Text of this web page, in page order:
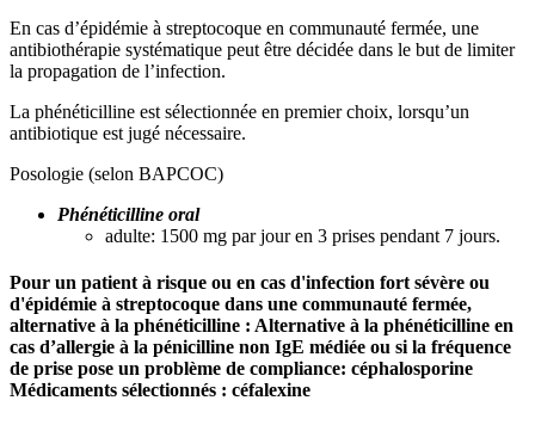
En cas d’épidémie à streptocoque en communauté fermée, une
antibiothérapie systématique peut être décidée dans le but de limiter
la propagation de l’infection.
La phénéticilline est sélectionnée en premier choix, lorsqu’un
antibiotique est jugé nécessaire.
Posologie (selon BAPCOC)
Phénéticilline oral
adulte: 1500 mg par jour en 3 prises pendant 7 jours.
Pour un patient à risque ou en cas d'infection fort sévère ou
d'épidémie à streptocoque dans une communauté fermée,
alternative à la phénéticilline : Alternative à la phénéticilline en
cas d’allergie à la pénicilline non IgE médiée ou si la fréquence
de prise pose un problème de compliance: céphalosporine
Médicaments sélectionnés : céfalexine